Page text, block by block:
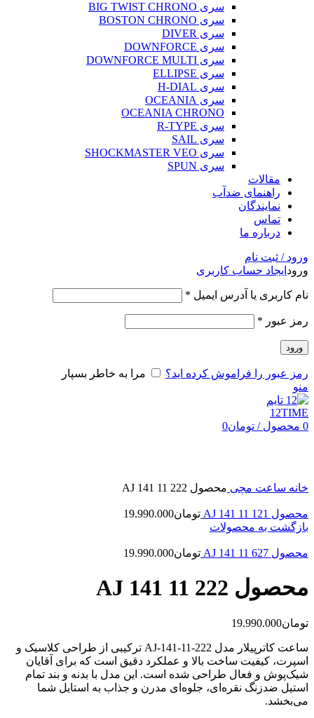
سری BIG TWIST CHRONO
سری BOSTON CHRONO
سری DIVER
سری DOWNFORCE
سری DOWNFORCE MULTI
سری ELLIPSE
سری H-DIAL
سری OCEANIA
OCEANIA CHRONO
سری R-TYPE
سری SAIL
سری SHOCKMASTER VEO
سری SPUN
مقالات
راهنمای ضدآب
نمایندگان
تماس
درباره ما
ورود / ثبت نام
ورود ایجاد حساب کاربری
نام کاربری یا آدرس ایمیل *
رمز عبور *
ورود
رمز عبور را فراموش کرده اید؟
مرا به خاطر بسپار
منو
0 محصول / تومان0
خانه ساعت مچی محصول AJ 141 11 222
محصول AJ 141 11 121 تومان19.990.000
بازگشت به محصولات
محصول AJ 141 11 627 تومان19.990.000
محصول AJ 141 11 222
تومان19.990.000
ساعت کاترپیلار مدل AJ‑141‑11‑222 ترکیبی از طراحی کلاسیک و
اسپرت، کیفیت ساخت بالا و عملکرد دقیق است که برای آقایان
شیک‌پوش و فعال طراحی شده است. این مدل با بدنه و بند تمام
استیل ضدزنگ نقره‌ای، جلوه‌ای مدرن و جذاب به استایل شما
می‌بخشد.